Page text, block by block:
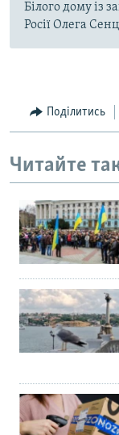
Білого дому із
Росії Олега
Поділитись
Читайте